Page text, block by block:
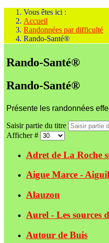
Vous êtes ici :
Accueil
Randonnées par difficulté
Rando-Santé®
Rando-Santé®
Rando-Santé®
Présente les randonnées
Saisir partie du titre
Afficher #
Adret de La Roche
Aigue Marce -
Alauzon
Aurel - Les sources
Autour de Buis